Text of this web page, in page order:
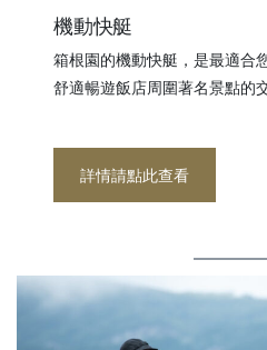
機動快艇
箱根園的機動快艇，是最適合
舒適暢遊飯店周圍著名景點的
詳情請點此查看